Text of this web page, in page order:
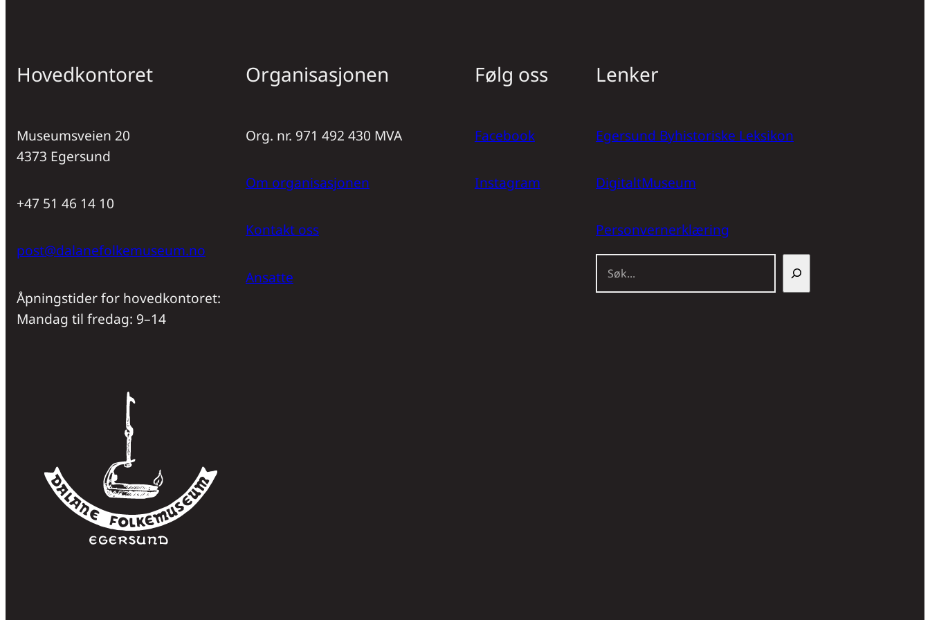
Hovedkontoret
Museumsveien 20
4373 Egersund
+47 51 46 14 10
post@dalanefolkemuseum.no
Åpningstider for hovedkontoret:
Mandag til fredag: 9–14
Organisasjonen
Org. nr. 971 492 430 MVA
Om organisasjonen
Kontakt oss
Ansatte
Følg oss
Facebook
Instagram
Lenker
Egersund Byhistoriske Leksikon
DigitaltMuseum
Personvernerklæring
S